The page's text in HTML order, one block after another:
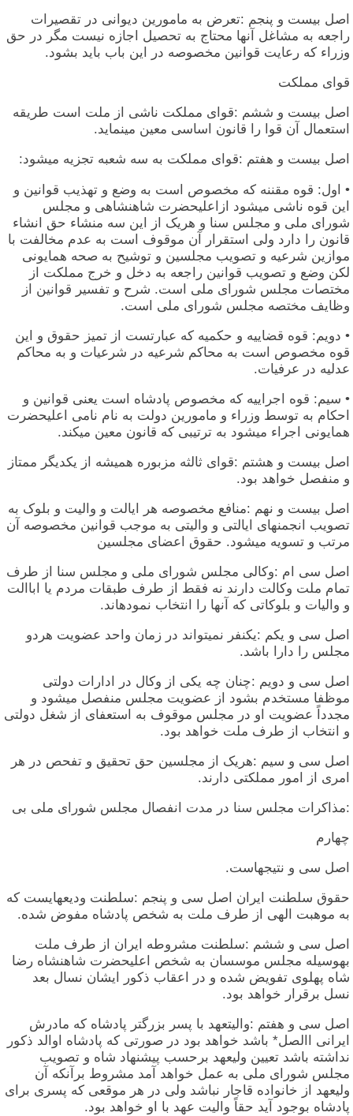
اصل بیست و پنجم :تعرض به مامورین دیوانی در تقصیرات
راجعه به مشاغل آنها محتاج به تحصیل اجازه نیست مگر در حق
وزراء که رعایت قوانین مخصوصه در این باب باید بشود.
قوای مملکت
اصل بیست و ششم :قوای مملکت ناشی از ملت است طریقه
استعمال آن قوا را قانون اساسی معین مینماید.
اصل بیست و هفتم :قوای مملکت به سه شعبه تجزیه میشود:
• اول: قوه مقننه که مخصوص است به وضع و تهذیب قوانین و
این قوه ناشی میشود ازاعلیحضرت شاهنشاهی و مجلس
شورای ملی و مجلس سنا و هریک از این سه منشاء حق انشاء
قانون را دارد ولی استقرار آن موقوف است به عدم مخالفت با
موازین شرعیه و تصویب مجلسین و توشیح به صحه همایونی
لکن وضع و تصویب قوانین راجعه به دخل و خرج مملکت از
مختصات مجلس شورای ملی است. شرح و تفسیر قوانین از
وظایف مختصه مجلس شورای ملی است.
• دویم: قوه قضاییه و حکمیه که عبارتست از تمیز حقوق و این
قوه مخصوص است به محاکم شرعیه در شرعیات و به محاکم
عدلیه در عرفیات.
• سیم: قوه اجراییه که مخصوص پادشاه است یعنی قوانین و
احکام به توسط وزراء و مامورین دولت به نام نامی اعلیحضرت
همایونی اجراء میشود به ترتیبی که قانون معین میکند.
اصل بیست و هشتم :قوای ثالثه مزبوره همیشه از یکدیگر ممتاز
و منفصل خواهد بود.
اصل بیست و نهم :منافع مخصوصه هر ایالت و والیت و بلوک به
تصویب انجمنهای ایالتی و والیتی به موجب قوانین مخصوصه آن
مرتب و تسویه میشود. حقوق اعضای مجلسین
اصل سی ام :وکالی مجلس شورای ملی و مجلس سنا از طرف
تمام ملت وکالت دارند نه فقط از طرف طبقات مردم یا اباالت
و والیات و بلوکاتی که آنها را انتخاب نمودهاند.
اصل سی و یکم :یکنفر نمیتواند در زمان واحد عضویت هردو
مجلس را دارا باشد.
اصل سی و دویم :چنان چه یکی از وکال در ادارات دولتی
موظفا مستخدم بشود از عضویت مجلس منفصل میشود و
مجدداً عضویت او در مجلس موقوف به استعفای از شغل دولتی
و انتخاب از طرف ملت خواهد بود.
اصل سی و سیم :هریک از مجلسین حق تحقیق و تفحص در هر
امری از امور مملکتی دارند.
:مذاکرات مجلس سنا در مدت انفصال مجلس شورای ملی بی
چهارم
اصل سی و نتیجهاست.
حقوق سلطنت ایران اصل سی و پنجم :سلطنت ودیعهایست که
به موهبت الهی از طرف ملت به شخص پادشاه مفوض شده.
اصل سی و ششم :سلطنت مشروطه ایران از طرف ملت
بهوسیله مجلس موسسان به شخص اعلیحضرت شاهنشاه رضا
شاه پهلوی تفویض شده و در اعقاب ذکور ایشان نسال بعد
نسل برقرار خواهد بود.
اصل سی و هفتم :والیتعهد با پسر بزرگتر پادشاه که مادرش
ایرانی االصل* باشد خواهد بود در صورتی که پادشاه اوالد ذکور
نداشته باشد تعیین ولیعهد برحسب پیشنهاد شاه و تصویب
مجلس شورای ملی به عمل خواهد آمد مشروط برآنکه آن
ولیعهد از خانواده قاجار نباشد ولی در هر موقعی که پسری برای
پادشاه بوجود آید حقاً والیت عهد با او خواهد بود.